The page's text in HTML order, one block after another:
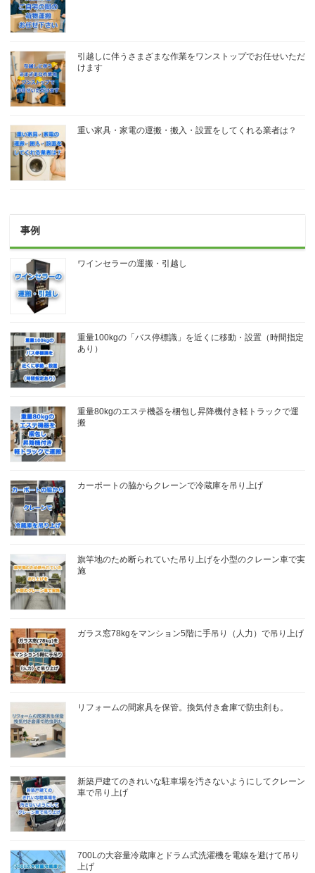
引越しに伴うさまざまな作業をワンストップでお任せいただ
けます
重い家具・家電の運搬・搬入・設置をしてくれる業者は？
事例
ワインセラーの運搬・引越し
重量100kgの「バス停標識」を近くに移動・設置（時間指定
あり）
重量80kgのエステ機器を梱包し昇降機付き軽トラックで運
搬
カーポートの脇からクレーンで冷蔵庫を吊り上げ
旗竿地のため断られていた吊り上げを小型のクレーン車で実
施
ガラス窓78kgをマンション5階に手吊り（人力）で吊り上げ
リフォームの間家具を保管。換気付き倉庫で防虫剤も。
新築戸建てのきれいな駐車場を汚さないようにしてクレーン
車で吊り上げ
700Lの大容量冷蔵庫とドラム式洗濯機を電線を避けて吊り
上げ